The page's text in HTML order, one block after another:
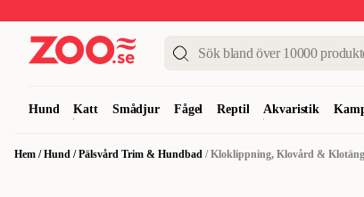
Hund Katt Smådjur Fågel Reptil Akvaristik
Hem /Hund /Pälsvård Trim & Hundbad /Kloklippning, Klovård &